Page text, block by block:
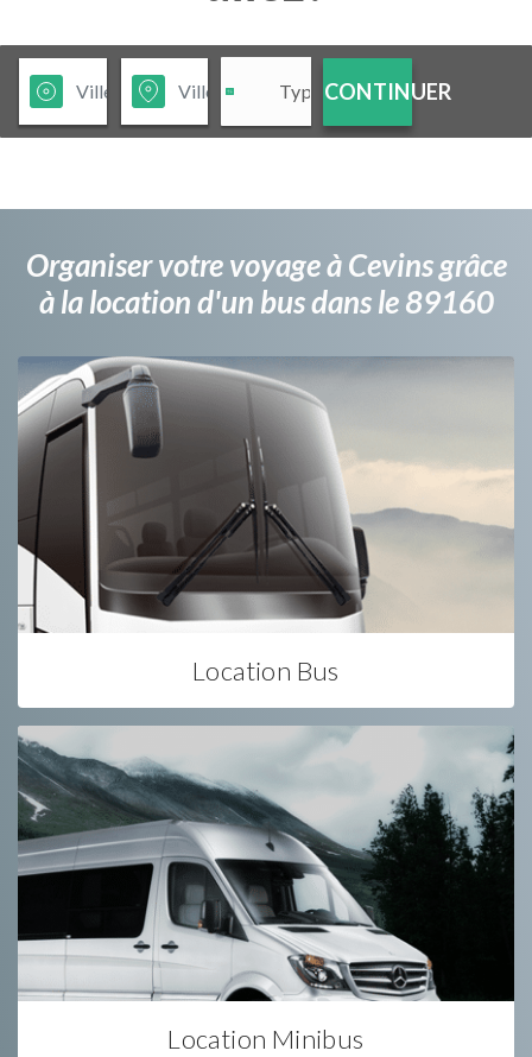
CONTINUER
Organiser votre voyage à Cevins grâce
à la location d'un bus dans le 89160
Location Bus
Location Minibus